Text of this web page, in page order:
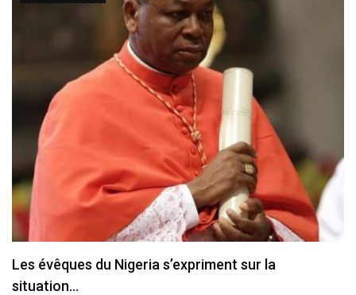
Les évêques du Nigeria s’expriment sur la
situation…